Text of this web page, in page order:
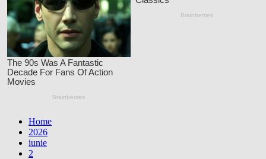
Home
2026
iunie
2